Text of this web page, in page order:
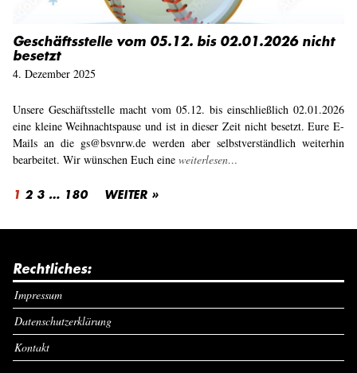
Geschäftsstelle vom 05.12. bis 02.01.2026 nicht
besetzt
4. Dezember 2025
Unsere Geschäftsstelle macht vom 05.12. bis einschließlich 02.01.2026
eine kleine Weihnachtspause und ist in dieser Zeit nicht besetzt. Eure E-
Mails an die gs@bsvnrw.de werden aber selbstverständlich weiterhin
bearbeitet. Wir wünschen Euch eine weiterlesen…
1 2 3 … 180 WEITER »
Rechtliches:
Impressum
Datenschutzerklärung
Kontakt